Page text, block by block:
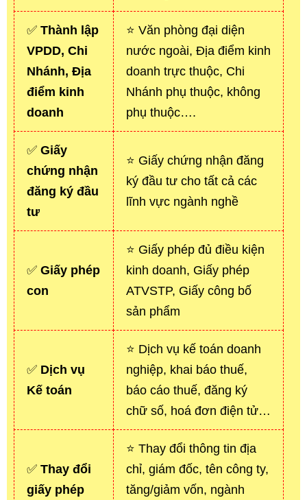
✅ Thành lập
VPDD, Chi
Nhánh, Địa
điểm kinh
doanh
⭐ Văn phòng đại diện
nước ngoài, Địa điểm kinh
doanh trực thuộc, Chi
Nhánh phụ thuộc, không
phụ thuộc….
✅ Giấy
chứng nhận
đăng ký đầu
tư
⭐ Giấy chứng nhận đăng
ký đầu tư cho tất cả các
lĩnh vực ngành nghề
✅ Giấy phép
con
⭐ Giấy phép đủ điều kiện
kinh doanh, Giấy phép
ATVSTP, Giấy công bố
sản phẩm
✅ Dịch vụ
Kế toán
⭐ Dịch vụ kế toán doanh
nghiệp, khai báo thuế,
báo cáo thuế, đăng ký
chữ số, hoá đơn điện tử…
✅ Thay đổi
giấy phép
⭐ Thay đổi thông tin địa
chỉ, giám đốc, tên công ty,
tăng/giảm vốn, ngành